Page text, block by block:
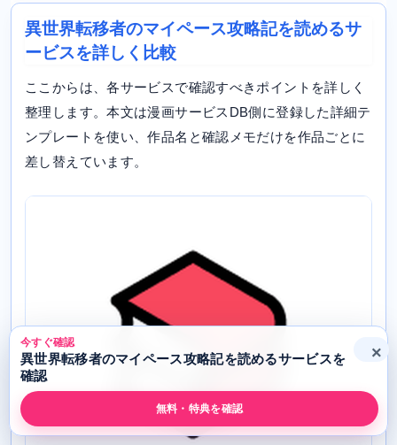
異世界転移者のマイペース攻略記を読めるサ
ービスを詳しく比較
ここからは、各サービスで確認すべきポイントを詳しく
整理します。本文は漫画サービスDB側に登録した詳細テ
ンプレートを使い、作品名と確認メモだけを作品ごとに
差し替えています。
今すぐ確認
異世界転移者のマイペース攻略記を読めるサービスを
確認
無料・特典を確認
×